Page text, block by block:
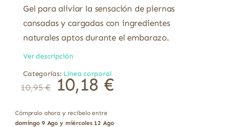
Gel para aliviar la sensación de piernas
cansadas y cargadas con ingredientes
naturales aptos durante el embarazo.
Ver descripción
Categorías: Línea corporal
10,95€ 10,18 €
Cómpralo ahora y recíbelo entre
domingo 9 Ago y miércoles 12 Ago